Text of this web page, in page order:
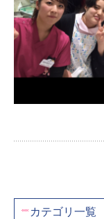
カテゴリ一覧